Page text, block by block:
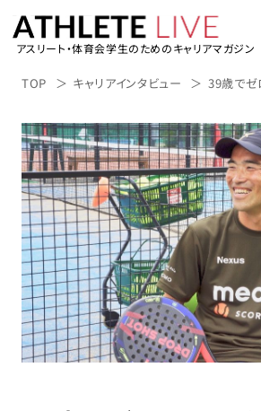
アスリート・体育会学生のためのキャリアマガジン
TOP キャリアインタビュー 39歳でゼ
トップ
体育会学生の就活
社会人アスリートの転職
桑田真澄の「人生の勝利投手
に」
アスリートライブについて
アスリートのキャリアインタ
表彰台の降り方。